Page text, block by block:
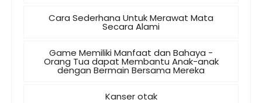
Cara Sederhana Untuk Merawat Mata
Secara Alami
Game Memiliki Manfaat dan Bahaya -
Orang Tua dapat Membantu Anak-anak
dengan Bermain Bersama Mereka
Kanser otak